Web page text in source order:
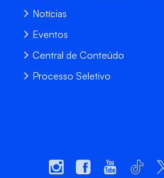
Notícias
Eventos
Central de Conteúdo
Processo Seletivo